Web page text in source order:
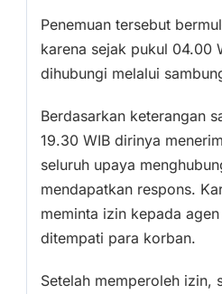
Penemuan tersebut
karena sejak pukul 04.00
dihubungi melalui
Berdasarkan keterangan
19.30 WIB dirinya
seluruh upaya
mendapatkan respons.
meminta izin kepada
ditempati para korban.
Setelah memperoleh izin,